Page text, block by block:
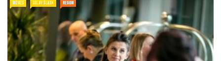
BIZNES DOLNY ŚLĄSK REGION